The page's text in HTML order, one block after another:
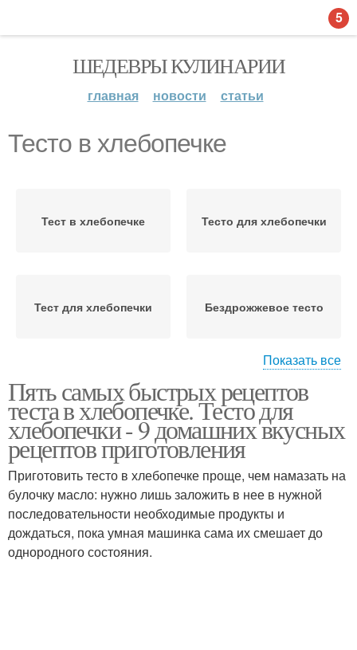
ШЕДЕВРЫ КУЛИНАРИИ
главная новости статьи
Тесто в хлебопечке
Тест в хлебопечке Тесто для хлебопечки
Тест для хлебопечки Бездрожжевое тесто
Хлеба для хлебопечки Закваска в хлебопечке
Сдобное тесто Тесто для булочек
Показать все
Пять самых быстрых рецептов
теста в хлебопечке. Тесто для
хлебопечки - 9 домашних вкусных
рецептов приготовления
Приготовить тесто в хлебопечке проще, чем намазать на
булочку масло: нужно лишь заложить в нее в нужной
последовательности необходимые продукты и
дождаться, пока умная машинка сама их смешает до
однородного состояния.
5